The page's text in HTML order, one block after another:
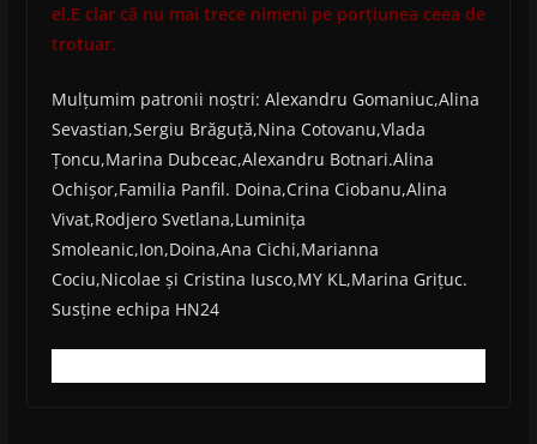
el.E clar că nu mai trece nimeni pe porțiunea ceea de
trotuar.
Mulțumim patronii noștri: Alexandru Gomaniuc,Alina
Sevastian,Sergiu Brăguță,Nina Cotovanu,Vlada
Țoncu,Marina Dubceac,Alexandru Botnari.Alina
Ochișor,Familia Panfil. Doina,Crina Ciobanu,Alina
Vivat,Rodjero Svetlana,Luminița
Smoleanic,Ion,Doina,Ana Cichi,Marianna
Cociu,Nicolae și Cristina Iusco,MY KL,Marina Grițuc.
Susține echipa HN24